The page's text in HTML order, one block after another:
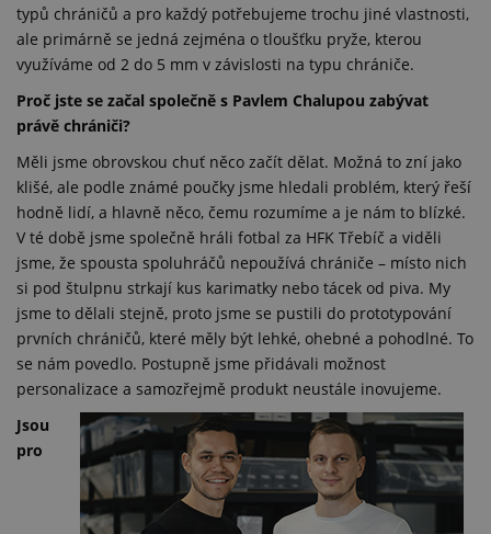
typů chráničů a pro každý potřebujeme trochu jiné vlastnosti,
ale primárně se jedná zejména o tloušťku pryže, kterou
využíváme od 2 do 5 mm v závislosti na typu chrániče.
Proč jste se začal společně s Pavlem Chalupou zabývat
právě chrániči?
Měli jsme obrovskou chuť něco začít dělat. Možná to zní jako
klišé, ale podle známé poučky jsme hledali problém, který řeší
hodně lidí, a hlavně něco, čemu rozumíme a je nám to blízké.
V té době jsme společně hráli fotbal za HFK Třebíč a viděli
jsme, že spousta spoluhráčů nepoužívá chrániče – místo nich
si pod štulpnu strkají kus karimatky nebo tácek od piva. My
jsme to dělali stejně, proto jsme se pustili do prototypování
prvních chráničů, které měly být lehké, ohebné a pohodlné. To
se nám povedlo. Postupně jsme přidávali možnost
personalizace a samozřejmě produkt neustále inovujeme.
Jsou
pro